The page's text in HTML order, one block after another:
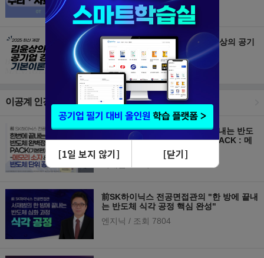
신헌 / 조회 27727
[최신] [단일/상경통합전공] 김윤상의 공기
업 경영학 기본이론- 2025 개정
김윤상 / 조회 17535
이공계 인강
[2021 최신] 서재범의 한번에 끝내는 반도
체소자·공정 완벽정리(기본편) PACK : 메
모리소자+단위공정
前SK하이닉스 전공면접관의 "한 방에 끝내
는 반도체 식각 공정 핵심 완성"
엔지닉 / 조회 7804